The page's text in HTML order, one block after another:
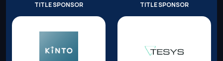
TITLE SPONSOR TITLE SPONSOR